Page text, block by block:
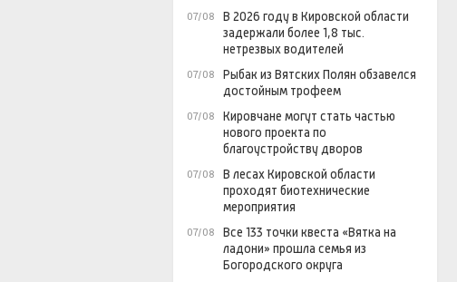
07/08
В 2026 году в Кировской области
задержали более 1,8 тыс.
нетрезвых водителей
07/08
Рыбак из Вятских Полян обзавелся
достойным трофеем
07/08
Кировчане могут стать частью
нового проекта по
благоустройству дворов
07/08
В лесах Кировской области
проходят биотехнические
мероприятия
07/08
Все 133 точки квеста «Вятка на
ладони» прошла семья из
Богородского округа